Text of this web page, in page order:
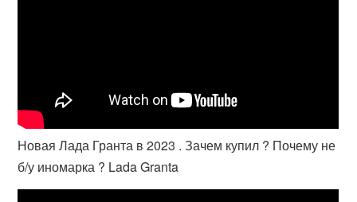
Новая Лада Гранта в 2023 . Зачем купил ? Почему не
б/у иномарка ? Lada Granta